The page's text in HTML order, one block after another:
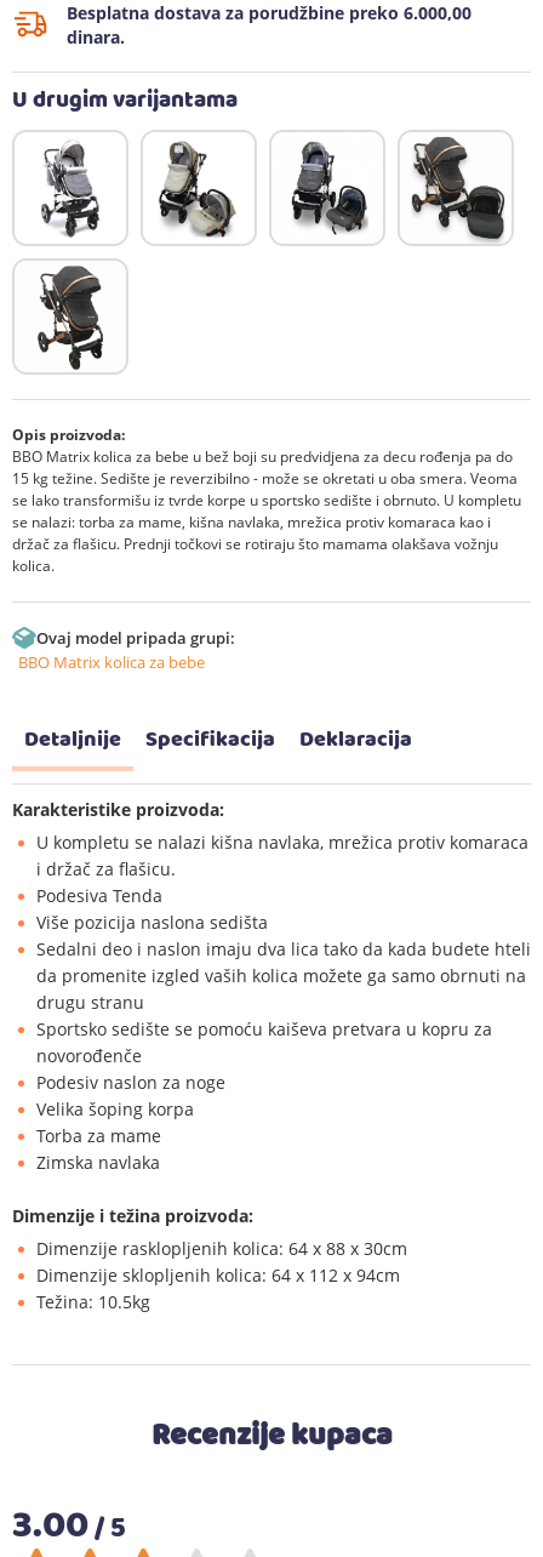
Besplatna dostava za porudžbine preko 6.000,00
dinara.
U drugim varijantama
Opis proizvoda:
BBO Matrix kolica za bebe u bež boji su predvidjena za decu rođenja pa do
15 kg težine. Sedište je reverzibilno - može se okretati u oba smera. Veoma
se lako transformišu iz tvrde korpe u sportsko sedište i obrnuto. U kompletu
se nalazi: torba za mame, kišna navlaka, mrežica protiv komaraca kao i
držač za flašicu. Prednji točkovi se rotiraju što mamama olakšava vožnju
kolica.
Ovaj model pripada grupi:
BBO Matrix kolica za bebe
Detaljnije Specifikacija Deklaracija
Karakteristike proizvoda:
U kompletu se nalazi kišna navlaka, mrežica protiv komaraca
i držač za flašicu.
Podesiva Tenda
Više pozicija naslona sedišta
Sedalni deo i naslon imaju dva lica tako da kada budete hteli
da promenite izgled vaših kolica možete ga samo obrnuti na
drugu stranu
Sportsko sedište se pomoću kaiševa pretvara u kopru za
novorođenče
Podesiv naslon za noge
Velika šoping korpa
Torba za mame
Zimska navlaka
Dimenzije i težina proizvoda:
Dimenzije rasklopljenih kolica: 64 x 88 x 30cm
Dimenzije sklopljenih kolica: 64 x 112 x 94cm
Težina: 10.5kg
Recenzije kupaca
3.00/ 5